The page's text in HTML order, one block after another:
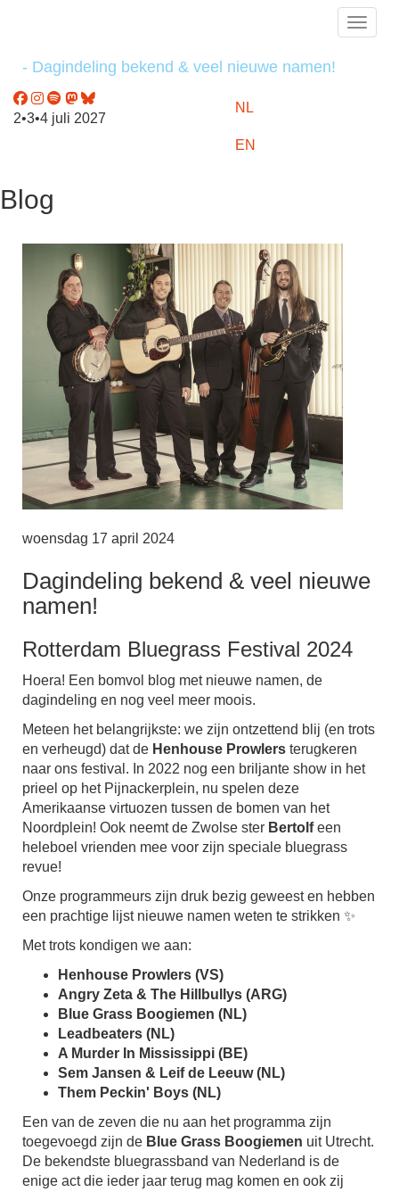
- Dagindeling bekend & veel nieuwe namen!
2•3•4 juli 2027
NL
EN
Blog
woensdag 17 april 2024
Dagindeling bekend & veel nieuwe
namen!
Rotterdam Bluegrass Festival 2024
Hoera! Een bomvol blog met nieuwe namen, de
dagindeling en nog veel meer moois.
Meteen het belangrijkste: we zijn ontzettend blij (en trots
en verheugd) dat de Henhouse Prowlers terugkeren
naar ons festival. In 2022 nog een briljante show in het
prieel op het Pijnackerplein, nu spelen deze
Amerikaanse virtuozen tussen de bomen van het
Noordplein! Ook neemt de Zwolse ster Bertolfeen
heleboel vrienden mee voor zijn speciale bluegrass
revue!
Onze programmeurs zijn druk bezig geweest en hebben
een prachtige lijst nieuwe namen weten te strikken ✨
Met trots kondigen we aan:
Henhouse Prowlers (VS)
Angry Zeta & The Hillbullys (ARG)
Blue Grass Boogiemen (NL)
Leadbeaters (NL)
A Murder In Mississippi (BE)
Sem Jansen & Leif de Leeuw (NL)
Them Peckin' Boys (NL)
Een van de zeven die nu aan het programma zijn
toegevoegd zijn de Blue Grass Boogiemen uit Utrecht.
De bekendste bluegrassband van Nederland is de
enige act die ieder jaar terug mag komen en ook zij